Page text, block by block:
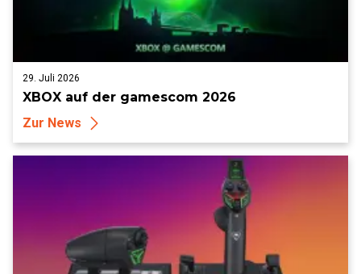
29. Juli 2026
XBOX auf der gamescom 2026
Zur News